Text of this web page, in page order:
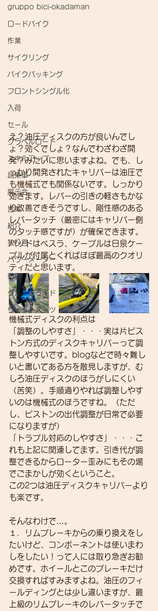
gruppo bici-okadaman
ロードバイク
作業
サイクリング
バイクパッキング
フロントシングル化
入荷
セール
グラベルロード
スキルアップ
試乗車
展示会
営業
紹介
独り言
パワーメーター
動画
グループライド
ウェットスーツ
え？油圧ディスクの方が良いんでし
ょ？効くでしょ？なんでわざわざ開
発？みたいに思いますよね。でも、し
っかり開発されたキャリパーは油圧で
も機械式でも関係ないです。しっかり
効きます。レバーの引きの軽さもかな
り改善できそうですし、剛性感のある
レバータッチ（厳密にはキャリパー側
のタッチ感ですが）が確保できます。
パッドはベスラ、ケーブルは日泉ケー
ブルが付属とくればほぼ最高のクオリ
ティだと思います。
機械式ディスクの利点は
「調整のしやすさ」・・・実は片ピス
トン方式のディスクキャリパーって調
整しやすいです。blogなどで時々難し
いと書いてある方を散見しますが、む
しろ油圧ディスクのほうがしにくい
（苦笑）。手順通りやれば調整しやす
いのは機械式のほうですね。（ただ
し、ピストンの出代調整が日常で必要
になりますが）
「トラブル対応のしやすさ」・・・こ
れも上記に関連してます。引き代が調
整できるからローター歪みにもその場
でごまかしが効くということ。
この2つは油圧ディスクキャリパーより
も楽です。
そんなわけで…。
１．リムブレーキからの乗り換えをし
たいけど、コンポーネントは使いまわ
しをしたい！って人には取り急ぎお勧
めです。ホイールとこのブレーキだけ
交換すればすみますよね。油圧のフィ
ールディングとは少し違いますが、最
上級のリムブレーキのレバータッチで